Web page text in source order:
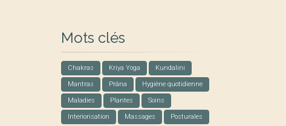
Mots clés
Chakras Kriya Yoga Kundalini
Mantras Prâna Hygiène quotidienne
Maladies Plantes Soins
Interiorisation Massages Posturales